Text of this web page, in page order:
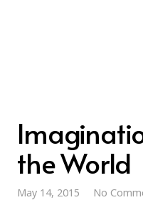
the World
May 14, 2015 No